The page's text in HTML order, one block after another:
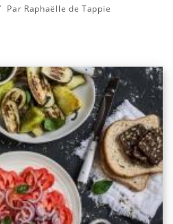
Par Raphaëlle de Tappie